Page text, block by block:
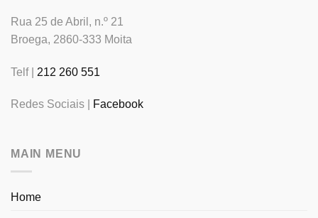
Rua 25 de Abril, n.º 21
Broega, 2860-333 Moita
Telf | 212 260 551
Redes Sociais | Facebook
MAIN MENU
Home